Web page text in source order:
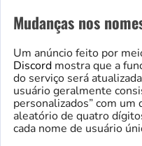
Mudanças nos
Um anúncio feito por
Discord mostra que a
do serviço será
usuário geralmente
personalizados” com
aleatório de quatro
cada nome de usuário